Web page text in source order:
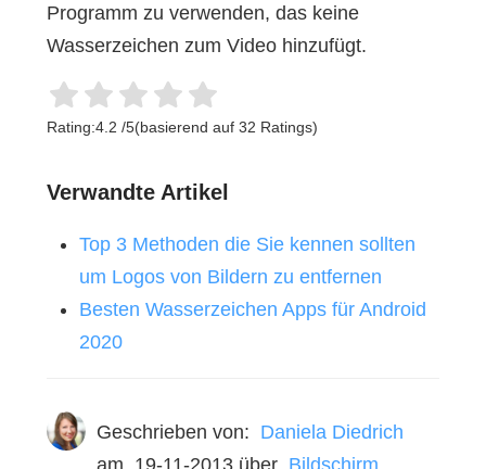
Programm zu verwenden, das keine
Wasserzeichen zum Video hinzufügt.
Rating:4.2 /5(basierend auf 32 Ratings)
Verwandte Artikel
Top 3 Methoden die Sie kennen sollten
um Logos von Bildern zu entfernen
Besten Wasserzeichen Apps für Android
2020
Geschrieben von: Daniela Diedrich
am 19-11-2013über Bildschirm